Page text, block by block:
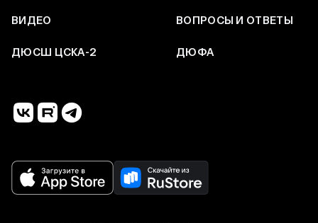
ВИДЕО ВОПРОСЫ И ОТВЕТЫ
ДЮСШ ЦСКА-2 ДЮФА